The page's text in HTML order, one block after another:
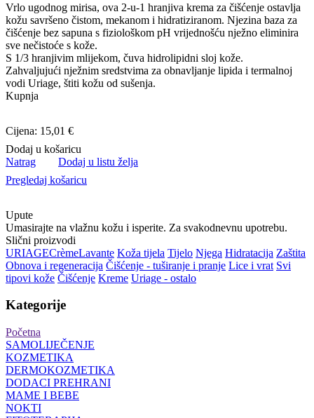
Vrlo ugodnog mirisa, ova 2-u-1 hranjiva krema za čišćenje ostavlja
kožu savršeno čistom, mekanom i hidratiziranom. Njezina baza za
čišćenje bez sapuna s fiziološkom pH vrijednošću nježno eliminira
sve nečistoće s kože.
S 1/3 hranjivim mlijekom, čuva hidrolipidni sloj kože.
Zahvaljujući nježnim sredstvima za obnavljanje lipida i termalnoj
vodi Uriage, štiti kožu od sušenja.
Kupnja
Cijena: 15,01 €
Dodaj u košaricu
Natrag
Dodaj u listu želja
Pregledaj košaricu
Upute
Umasirajte na vlažnu kožu i isperite. Za svakodnevnu upotrebu.
Slični proizvodi
URIAGECrèmeLavante Koža tijela Tijelo Njega Hidratacija Zaštita
Obnova i regeneracija Čišćenje - tuširanje i pranje Lice i vrat Svi
tipovi kože Čišćenje Kreme Uriage - ostalo
Kategorije
Početna
SAMOLIJEČENJE
KOZMETIKA
DERMOKOZMETIKA
DODACI PREHRANI
MAME I BEBE
NOKTI